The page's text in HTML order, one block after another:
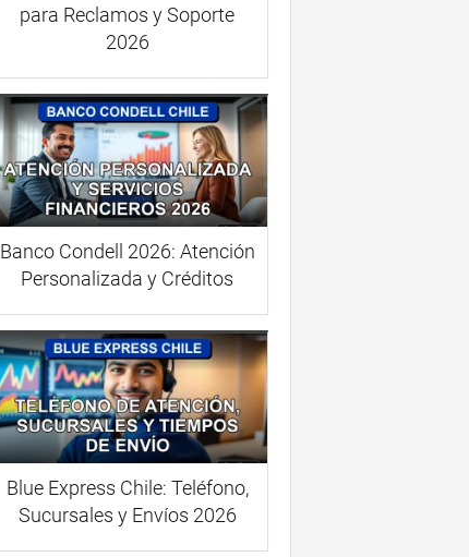
para Reclamos y Soporte
2026
Banco Condell 2026: Atención
Personalizada y Créditos
Blue Express Chile: Teléfono,
Sucursales y Envíos 2026